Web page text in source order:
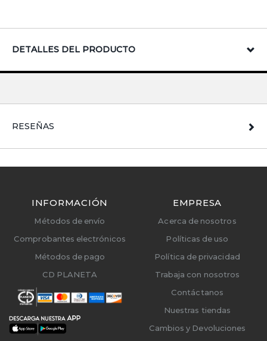
DETALLES DEL PRODUCTO
RESEÑAS
INFORMACIÓN
Métodos de envío
Comprobantes electrónicos
Métodos de pago
CD PLANETA
EMPRESA
Acerca de nosotros
Políticas de uso
Política de privacidad
Trabaja con nosotros
Contáctanos
Nuestras tiendas
Cambios y Devoluciones